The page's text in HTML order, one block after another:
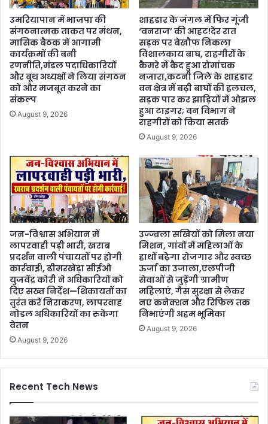
उमरियापान में भाजपा की
संगठनात्मक ताकत पर मंथन,
मासिक बैठक में आगामी
कार्यक्रमों की बनी
रणनीति,मंडल पदाधिकारियों
और बूथ अध्यक्षों ने लिया संगठन
को और मजबूत करने का
संकल्प
August 9, 2026
शाहडार के जंगल में फिर गूंजी
‘वनराज’ की आहट!देर रात
सड़क पर बेखौफ निकला
विशालकाय बाघ, राहगीरों के
कैमरे में कैद हुआ रोमांचक
नजारा,कटनी जिले के शाहडार
वन क्षेत्र में बढ़ी बाघों की हलचल,
सड़क पार कर झाड़ियों में ओझल
हुआ टाइगर; वन विभाग ने
राहगीरों को किया सतर्क
August 9, 2026
जन-विश्वास अभियान में
लापरवाही पड़ी भारी, खराब
प्रदर्शन वाली पंचायतों पर होगी
कार्रवाई!, ढीमरखेड़ा सीईओ
युजवेंद्र कोरी ने अधिकारियों को
दिए सख्त निर्देश—शिकायतों का
तुरंत करें निराकरण, लापरवाह
नोडल अधिकारियों का रुकेगा
वेतन
August 9, 2026
उज्ज्वला सखियों को मिला नया
मिशन, गांवों में महिलाओं के
हाथों बढ़ेगा रोजगार और स्वच्छ
ऊर्जा का उजाला,एलपीजी
सेवाओं से जुड़ेंगी ग्रामीण
महिलाएं, गैस सुरक्षा से लेकर
नए कनेक्शन और रिफिल तक
निभाएंगी अहम भूमिका
August 9, 2026
Recent Tech News